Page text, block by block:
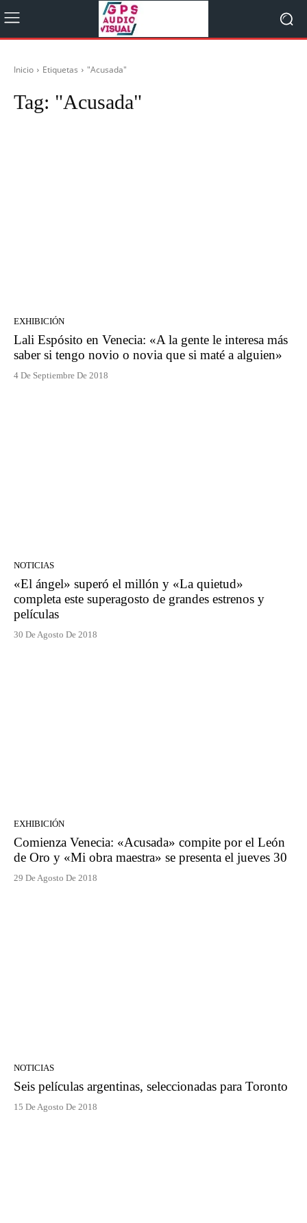
Inicio Etiquetas "Acusada"
Tag: "Acusada"
EXHIBICIÓN
Lali Espósito en Venecia: «A la gente le interesa más
saber si tengo novio o novia que si maté a alguien»
4 De Septiembre De 2018
NOTICIAS
«El ángel» superó el millón y «La quietud»
completa este superagosto de grandes estrenos y
películas
30 De Agosto De 2018
EXHIBICIÓN
Comienza Venecia: «Acusada» compite por el León
de Oro y «Mi obra maestra» se presenta el jueves 30
29 De Agosto De 2018
NOTICIAS
Seis películas argentinas, seleccionadas para Toronto
15 De Agosto De 2018